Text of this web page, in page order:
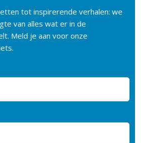
tot inspirerende verhalen: we
van alles wat er in de
Meld je aan voor onze